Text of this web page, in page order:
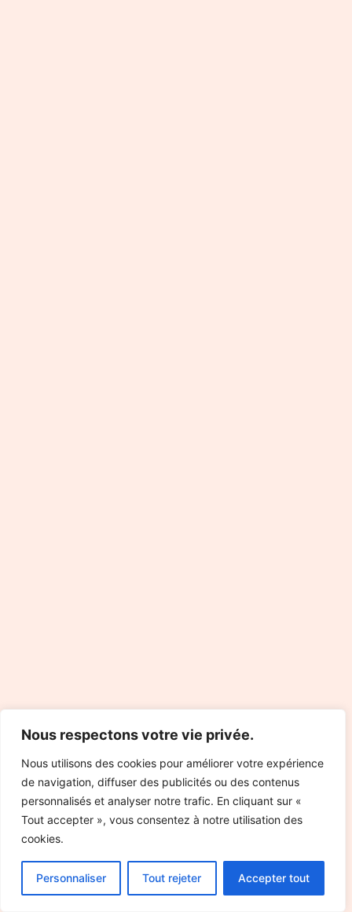
Nous respectons votre vie privée.
Nous utilisons des cookies pour améliorer votre expérience
de navigation, diffuser des publicités ou des contenus
personnalisés et analyser notre trafic. En cliquant sur «
Tout accepter », vous consentez à notre utilisation des
cookies.
Personnaliser Tout rejeter Accepter tout